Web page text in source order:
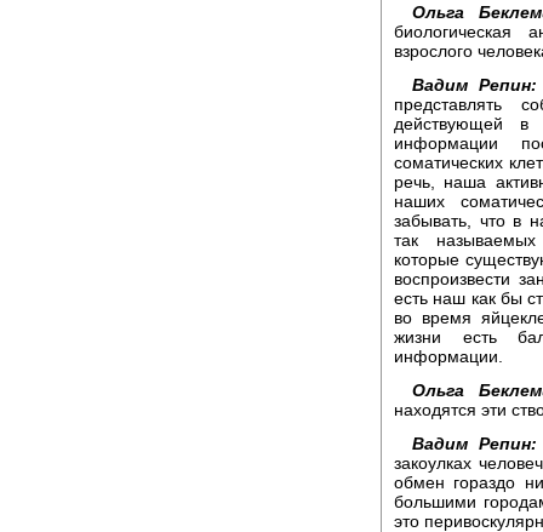
Ольга
биологическая
взрослого
Вадим Репин:
представлять
действующей в
информации
соматических
речь, наша
наших
забывать, что в
так называемых
которые
воспроизвести
есть наш как бы
во время
жизни есть
информации.
Ольга
находятся эти
Вадим Репин:
закоулках
обмен гораздо
большими
это